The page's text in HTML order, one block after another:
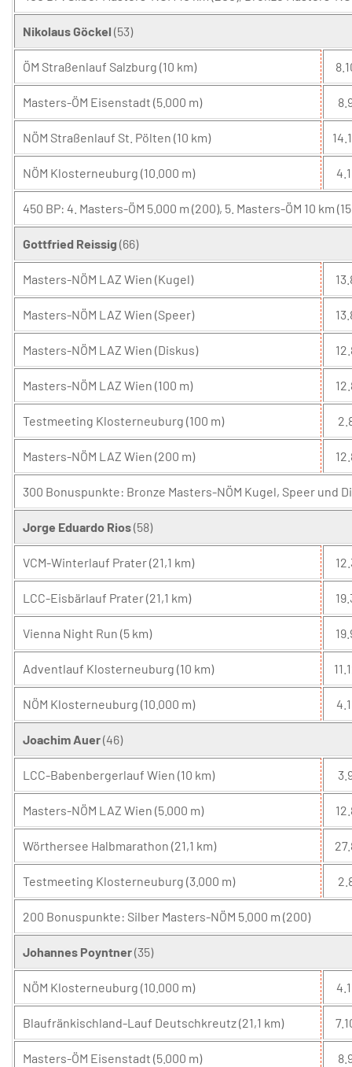
Nikolaus Göckel (53)
ÖM Straßenlauf Salzburg (10 km)
Masters-ÖM Eisenstadt (5.000 m)
NÖM Straßenlauf St. Pölten (10 km)
NÖM Klosterneuburg (10.000 m)
450 BP: 4. Masters-ÖM 5.000 m (200), 5. Masters-ÖM 10 km
Gottfried Reissig (66)
Masters-NÖM LAZ Wien (Kugel)
Masters-NÖM LAZ Wien (Speer)
Masters-NÖM LAZ Wien (Diskus)
Masters-NÖM LAZ Wien (100 m)
Testmeeting Klosterneuburg (100 m)
Masters-NÖM LAZ Wien (200 m)
300 Bonuspunkte: Bronze Masters-NÖM Kugel, Speer und
Jorge Eduardo Rios(58)
VCM-Winterlauf Prater (21,1 km)
LCC-Eisbärlauf Prater (21,1 km)
Vienna Night Run (5 km)
Adventlauf Klosterneuburg (10 km)
NÖM Klosterneuburg (10.000 m)
Joachim Auer(46)
LCC-Babenbergerlauf Wien (10 km)
Masters-NÖM LAZ Wien (5.000 m)
Wörthersee Halbmarathon (21,1 km)
Testmeeting Klosterneuburg (3.000 m)
200 Bonuspunkte: Silber Masters-NÖM 5.000 m (200)
Johannes Poyntner(35)
NÖM Klosterneuburg (10.000 m)
Blaufränkischland-Lauf Deutschkreutz (21,1 km)
Masters-ÖM Eisenstadt (5.000 m)